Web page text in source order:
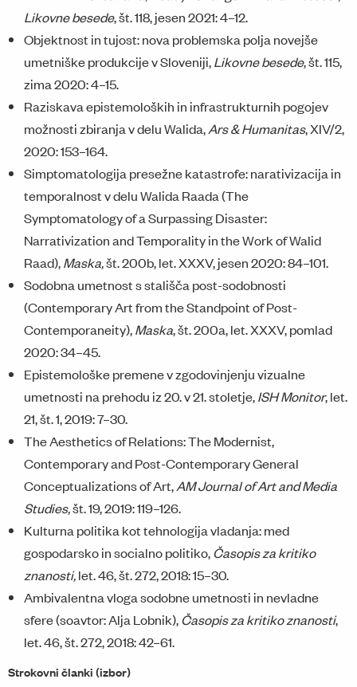
Likovne besede, št. 118, jesen 2021: 4–12.
Objektnost in tujost: nova problemska polja novejše
umetniške produkcije v Sloveniji,Likovne besede, št. 115,
zima 2020: 4–15.
Raziskava epistemoloških in infrastrukturnih pogojev
možnosti zbiranja v delu Walida,Ars & Humanitas, XIV/2,
2020: 153–164.
Simptomatologija presežne katastrofe: narativizacija in
temporalnost v delu Walida Raada (The
Symptomatology of a Surpassing Disaster:
Narrativization and Temporality in the Work of Walid
Raad),Maska,št. 200b, let. XXXV, jesen 2020: 84–101.
Sodobna umetnost s stališča post-sodobnosti
(Contemporary Art from the Standpoint of Post-
Contemporaneity),Maska, št. 200a, let. XXXV, pomlad
2020: 34–45.
Epistemološke premene v zgodovinjenju vizualne
umetnosti na prehodu iz 20. v 21. stoletje,ISH Monitor, let.
21, št. 1, 2019: 7–30.
The Aesthetics of Relations: The Modernist,
Contemporary and Post-Contemporary General
Conceptualizations of Art,AM Journal of Art and Media
Studies,št. 19, 2019: 119–126.
Kulturna politika kot tehnologija vladanja: med
gospodarsko in socialno politiko,Časopis za kritiko
znanosti,let. 46, št. 272, 2018: 15–30.
Ambivalentna vloga sodobne umetnosti in nevladne
sfere (soavtor: Alja Lobnik),Časopis za kritiko znanosti,
let. 46, št. 272, 2018: 42–61.
Strokovni članki (izbor)